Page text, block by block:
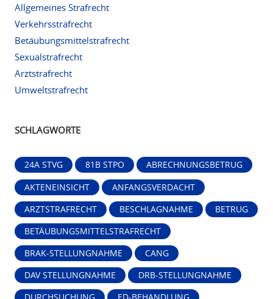
Allgemeines Strafrecht
Verkehrsstrafrecht
Betäubungsmittelstrafrecht
Sexualstrafrecht
Arztstrafrecht
Umweltstrafrecht
SCHLAGWORTE
24A STVG 81B STPO ABRECHNUNGSBETRUG
AKTENEINSICHT ANFANGSVERDACHT
ARZTSTRAFRECHT BESCHLAGNAHME BETRUG
BETÄUBUNGSMITTELSTRAFRECHT
BRAK-STELLUNGNAHME CANG
DAV STELLUNGNAHME DRB-STELLUNGNAHME